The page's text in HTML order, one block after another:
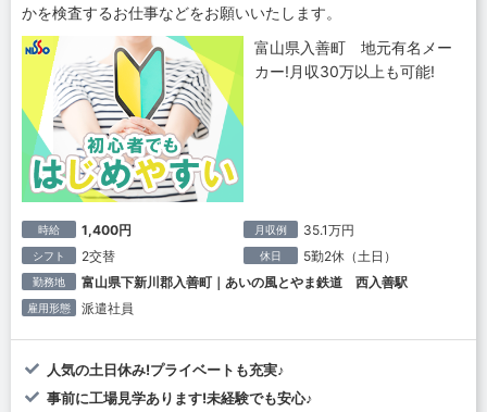
かを検査するお仕事などをお願いいたします。
富山県入善町 地元有名メー
カー!月収30万以上も可能!
時給 1,400円 月収例 35.1万円
シフト 2交替 休日 5勤2休（土日）
勤務地 富山県下新川郡入善町｜あいの風とやま鉄道 西入善駅
雇用形態 派遣社員
人気の土日休み!プライベートも充実♪
事前に工場見学あります!未経験でも安心♪